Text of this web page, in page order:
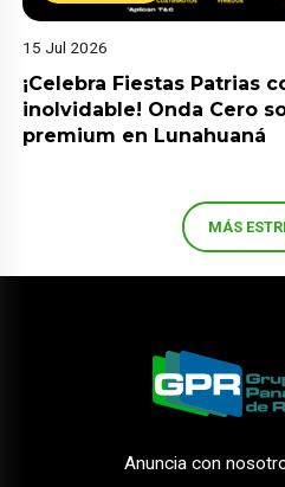
15 Jul 2026
¡Celebra Fiestas Patrias
inolvidable! Onda Cero
premium en Lunahuaná
MÁS
Anuncia con